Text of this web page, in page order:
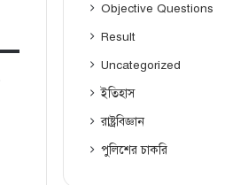
Objective Questions
Result
Uncategorized
ইতিহাস
রাষ্ট্রবিজ্ঞান
পুলিশের চাকরি